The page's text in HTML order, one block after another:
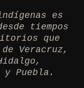
es
tiempos
que
Veracruz,
y Puebla.